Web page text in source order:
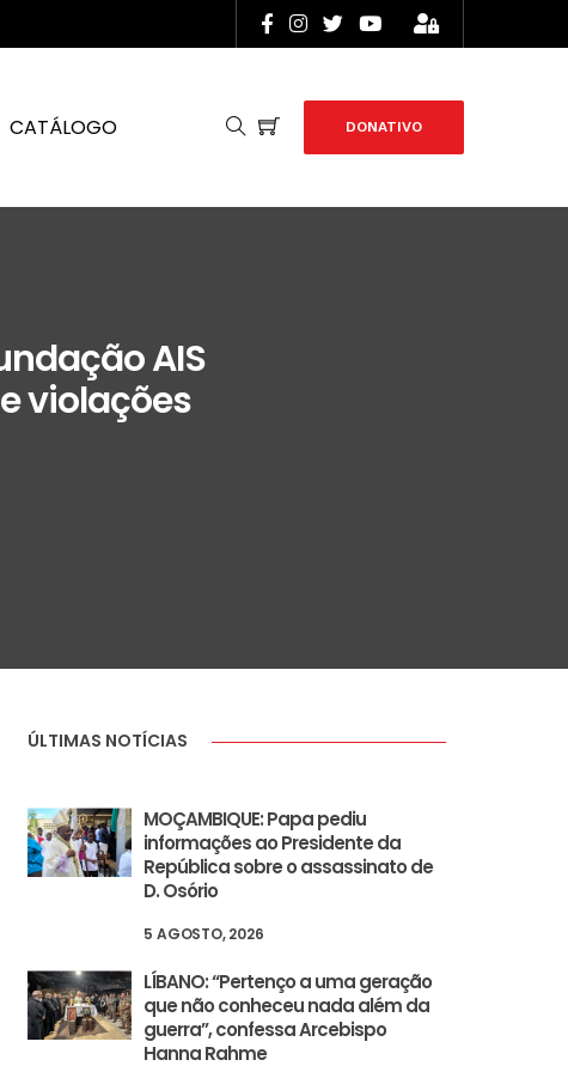
CATÁLOGO DONATIVO
AIS
violações
ÚLTIMAS NOTÍCIAS
MOÇAMBIQUE: Papa pediu
informações ao Presidente da
República sobre o assassinato de
D. Osório
5 AGOSTO, 2026
LÍBANO: “Pertenço a uma geração
que não conheceu nada além da
guerra”, confessa Arcebispo
Hanna Rahme